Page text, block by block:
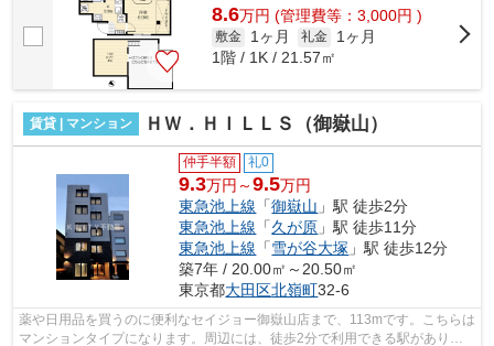
8.6万円 (管理費等：3,000円 )
敷金 1ヶ月 礼金
1ヶ月
1階 / 1K / 21.57㎡
賃貸 | マンション ＨＷ．ＨＩＬＬＳ（御嶽山）
仲手半額 礼0
9.3万円～9.5万円
東急池上線 「御嶽山 」駅 徒歩2分
東急池上線 「久が原 」駅 徒歩11分
東急池上線 「雪が谷大塚 」駅 徒歩12分
築7年 / 20.00㎡～20.50㎡
東京都大田区北嶺町32-6
薬や日用品を買うのに便利なセイジョー御嶽山店まで、113mです。こちらは
マンションタイプになります。周辺には、徒歩2分で利用できる駅がありま